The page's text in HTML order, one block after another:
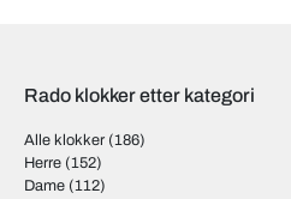
Rado klokker etter kategori
Alle klokker (186)
Herre (152)
Dame (112)